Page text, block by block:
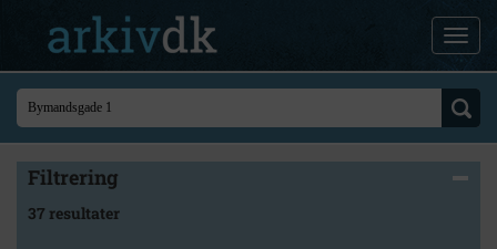
Filtrering
37 resultater